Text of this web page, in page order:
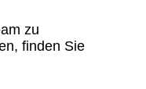
zu
finden Sie